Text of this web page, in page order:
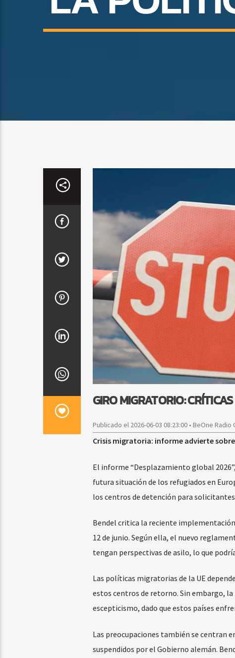
GIRO MIGRATORIO:
Publicado el 2026-06-03 08:23:00 • BeOne Radio
Crisis migratoria: informe advierte
El informe “Desplazamiento global
futura situación de los refugiados en
los centros de detención para
Bendel critica la reciente implementación
12 de junio. Según ella, el nuevo
tengan perspectivas de asilo, lo que
Las políticas migratorias de la UE
estos centros de retorno. Sin embargo,
escepticismo, dado que estos países
Las preocupaciones también se centran
suspendidos por el Gobierno alemán.